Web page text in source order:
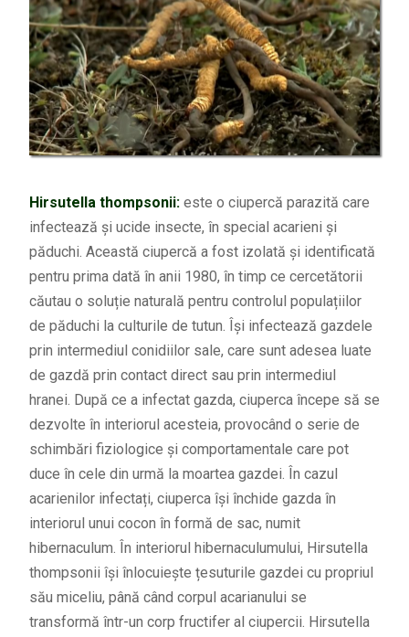
Hirsutella thompsonii:este o ciupercă parazită care
infectează și ucide insecte, în special acarieni și
păduchi. Această ciupercă a fost izolată și identificată
pentru prima dată în anii 1980, în timp ce cercetătorii
căutau o soluție naturală pentru controlul populațiilor
de păduchi la culturile de tutun. Își infectează gazdele
prin intermediul conidiilor sale, care sunt adesea luate
de gazdă prin contact direct sau prin intermediul
hranei. După ce a infectat gazda, ciuperca începe să se
dezvolte în interiorul acesteia, provocând o serie de
schimbări fiziologice și comportamentale care pot
duce în cele din urmă la moartea gazdei. În cazul
acarienilor infectați, ciuperca își închide gazda în
interiorul unui cocon în formă de sac, numit
hibernaculum. În interiorul hibernaculumului, Hirsutella
thompsonii își înlocuiește țesuturile gazdei cu propriul
său miceliu, până când corpul acarianului se
transformă într-un corp fructifer al ciupercii. Hirsutella